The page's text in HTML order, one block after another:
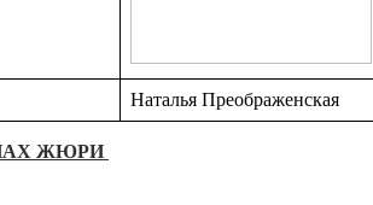
Наталья Преображенская
ЖЮРИ